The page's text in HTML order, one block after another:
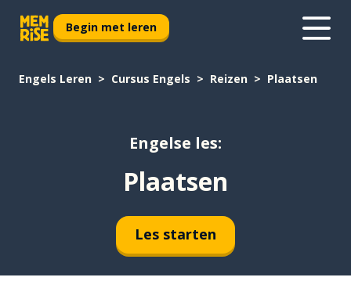
Begin met leren
Engels Leren Cursus Engels Reizen Plaatsen
Engelse les:
Plaatsen
Les starten